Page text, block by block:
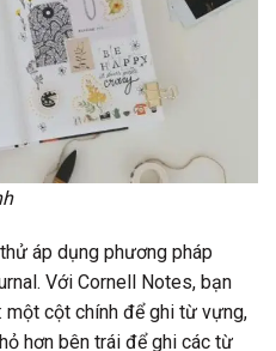
áp dụng phương pháp
Với Cornell Notes, bạn
một cột chính để ghi từ vựng,
hơn bên trái để ghi các từ